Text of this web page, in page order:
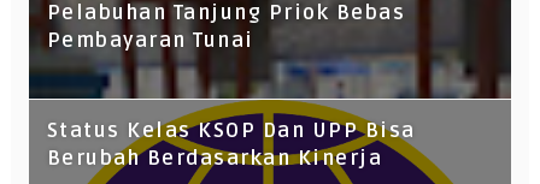
Pelabuhan Tanjung Priok Bebas
Pembayaran Tunai
Status Kelas KSOP Dan UPP Bisa
Berubah Berdasarkan Kinerja